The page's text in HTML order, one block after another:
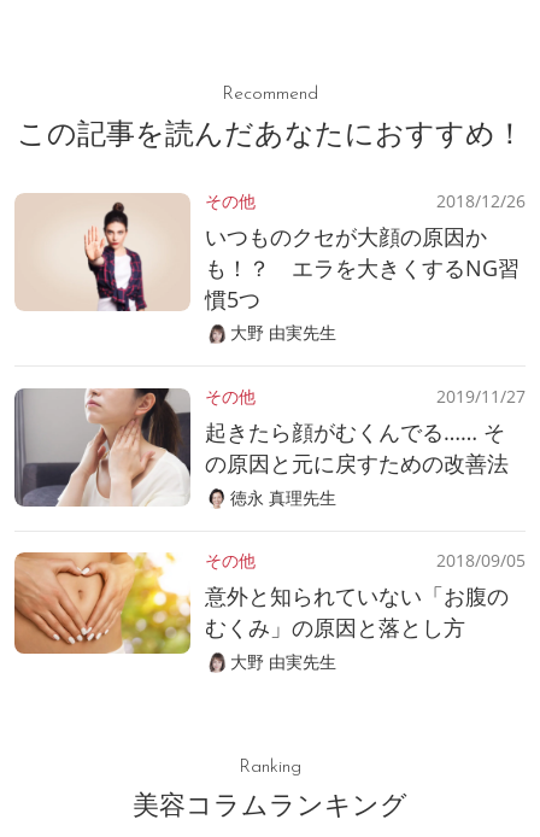
Recommend
この記事を読んだあなたにおすすめ！
その他 2018/12/26
いつものクセが大顔の原因か
も！？ エラを大きくするNG習
慣5つ
大野 由実先生
その他 2019/11/27
起きたら顔がむくんでる…… そ
の原因と元に戻すための改善法
徳永 真理先生
その他 2018/09/05
意外と知られていない「お腹の
むくみ」の原因と落とし方
大野 由実先生
Ranking
美容コラムランキング